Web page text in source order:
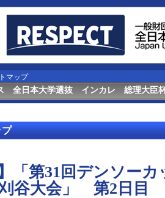
マップ
全日本大学選抜 インカレ 総理大臣
プ
】「第31回デンソー
谷大会」 第2日目